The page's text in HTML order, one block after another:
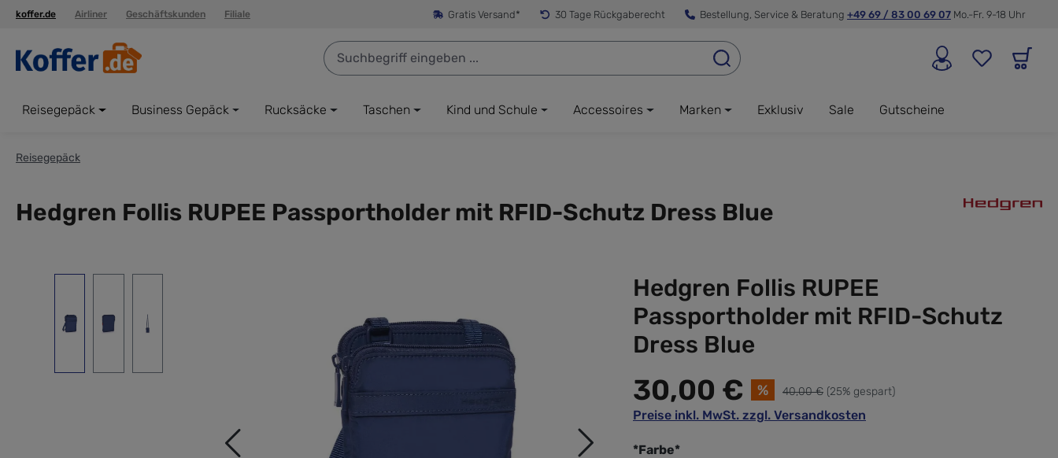
Zur Hauptnavigation springen
koffer.de Airliner Geschäftskunden Filiale Gratis Versand* 30 Tage Rückgaberecht Bestellung, Service & Beratung +49 69 / 83 00 69 07 Mo.-Fr. 9-18 Uhr
Reisegepäck Business Gepäck Rucksäcke Taschen Kind und Schule Accessoires Marken Exklusiv Sale Gutscheine
Reisegepäck
Hedgren Follis RUPEE Passportholder mit RFID-Schutz Dress Blue
Hedgren Follis RUPEE
Passportholder mit RFID-Schutz
Dress Blue
30,00 € % 40,00 € (25% gespart)
Preise inkl. MwSt. zzgl. Versandkosten
*Farbe*auswählen